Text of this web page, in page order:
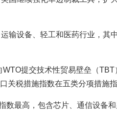
输设备、轻工和医药行业，其
提交技术性贸易壁垒（TBT
税措施指数在五类分项措施指
数最高，包含芯片、通信设备